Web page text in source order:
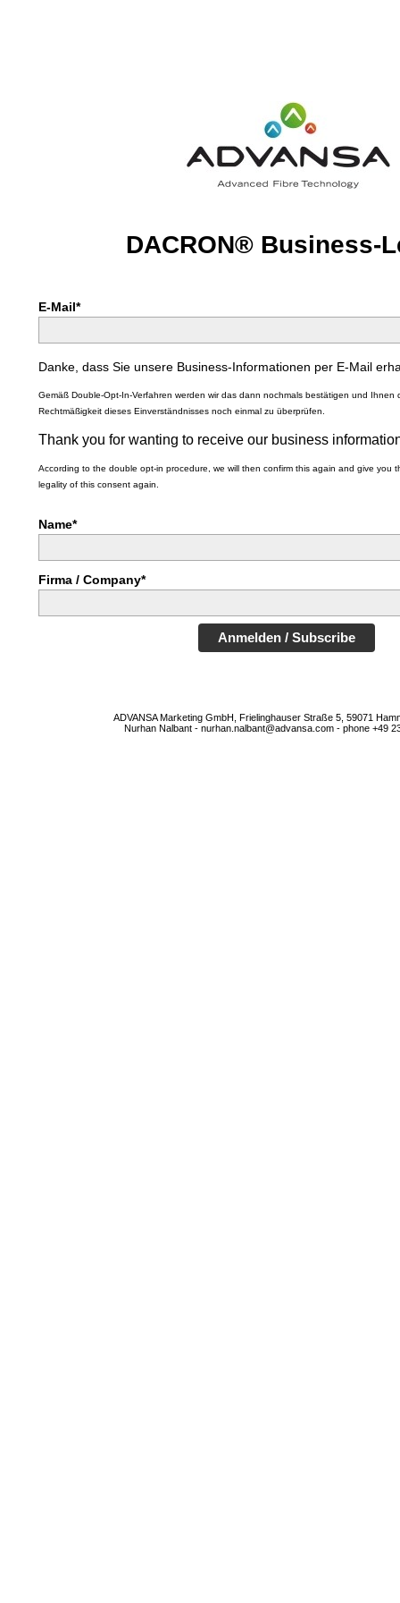
DACRON® Business-
E-Mail*
Danke, dass Sie unsere Business-Informationen per E-Mail
Gemäß Double-Opt-In-Verfahren werden wir das dann nochmals bestätigen und Ihnen
Rechtmäßigkeit dieses Einverständnisses noch einmal zu überprüfen.
Thank you for wanting to receive our business
According to the double opt-in procedure, we will then confirm this again and give you
legality of this consent again.
Name*
Firma / Company*
Anmelden / Subscribe
ADVANSA Marketing GmbH, Frielinghauser Straße 5, 59071
Nurhan Nalbant - nurhan.nalbant@advansa.com - phone +49